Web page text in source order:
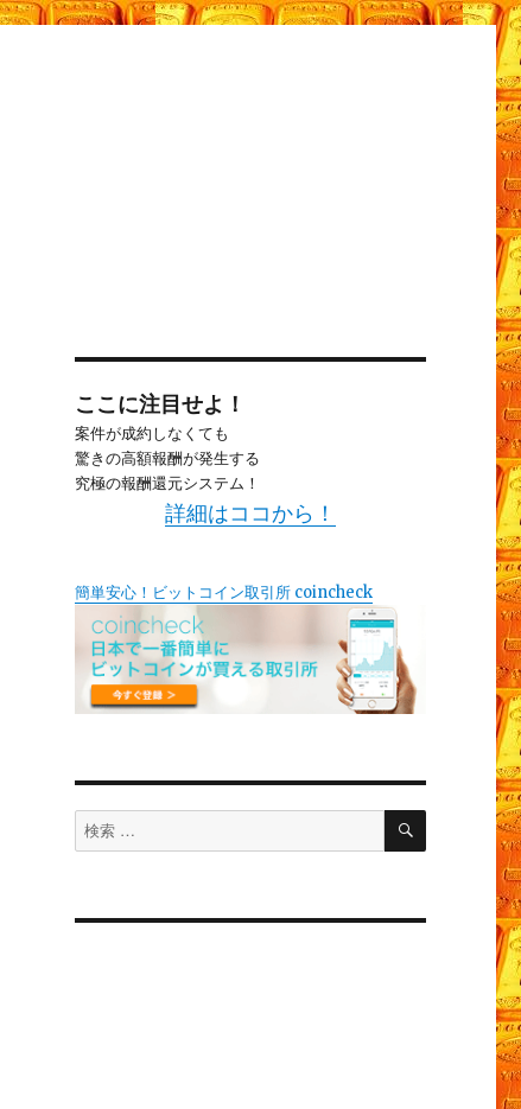
ここに注目せよ！
案件が成約しなくても
驚きの高額報酬が発生する
究極の報酬還元システム！
詳細はココから！
簡単安心！ビットコイン取引所 coincheck
検
索
検